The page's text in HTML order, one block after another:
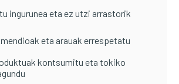
ingurunea eta ez utzi arrastorik
eta arauak errespetatu
kontsumitu eta tokiko